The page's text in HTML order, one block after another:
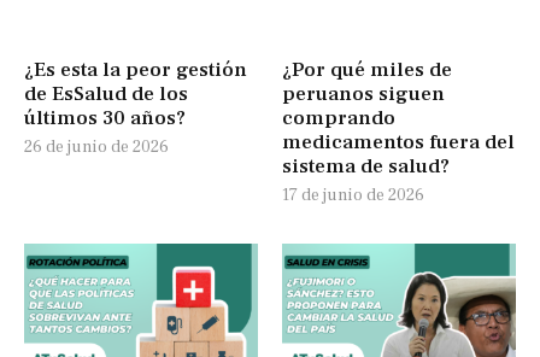
¿Es esta la peor gestión
de EsSalud de los
últimos 30 años?
26 de junio de 2026
¿Por qué miles de
peruanos siguen
comprando
medicamentos fuera del
sistema de salud?
17 de junio de 2026